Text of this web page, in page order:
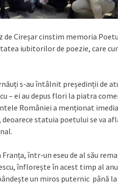
de Cireșar cinstim memoria
iubitorilor de poezie, care
s-au întâlnit președinții de
– ei au depus flori la piatra
României a menționat
statuia poetului se va
într-un eseu de al său
înflorește în acest timp al
un miros puternic până